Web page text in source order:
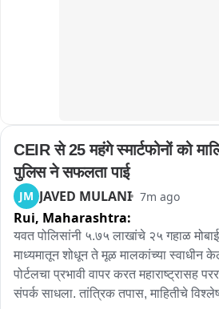
CEIR से 25 महंगे स्मार्टफोनों को
पुलिस ने सफलता पाई
JM JAVED MULANI 7m ago
Rui, Maharashtra:
यवत पोलिसांनी ५.७५ लाखांचे २५ गहाळ
माध्यमातून शोधून ते मूळ मालकांच्या स्वाधीन
पोर्टलचा प्रभावी वापर करत महाराष्ट्रासह
संपर्क साधला. तांत्रिक तपास, माहितीचे